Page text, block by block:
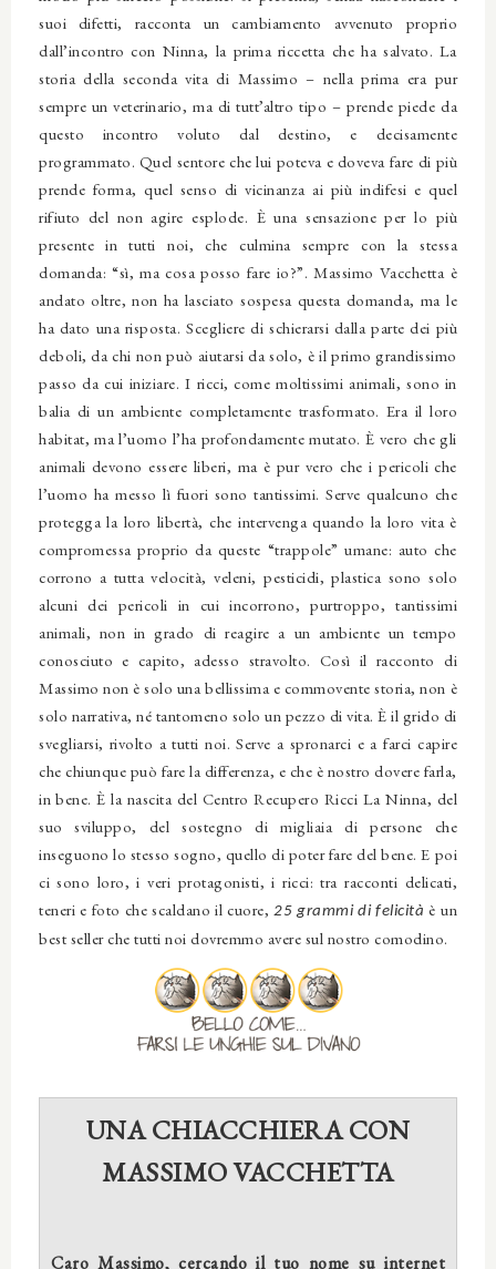
suoi difetti, racconta un cambiamento avvenuto proprio
dall’incontro con Ninna, la prima riccetta che ha salvato. La
storia della seconda vita di Massimo – nella prima era pur
sempre un veterinario, ma di tutt’altro tipo – prende piede da
questo incontro voluto dal destino, e decisamente
programmato. Quel sentore che lui poteva e doveva fare di più
prende forma, quel senso di vicinanza ai più indifesi e quel
rifiuto del non agire esplode. È una sensazione per lo più
presente in tutti noi, che culmina sempre con la stessa
domanda: “sì, ma cosa posso fare io?”. Massimo Vacchetta è
andato oltre, non ha lasciato sospesa questa domanda, ma le
ha dato una risposta. Scegliere di schierarsi dalla parte dei più
deboli, da chi non può aiutarsi da solo, è il primo grandissimo
passo da cui iniziare. I ricci, come moltissimi animali, sono in
balia di un ambiente completamente trasformato. Era il loro
habitat, ma l’uomo l’ha profondamente mutato. È vero che gli
animali devono essere liberi, ma è pur vero che i pericoli che
l’uomo ha messo lì fuori sono tantissimi. Serve qualcuno che
protegga la loro libertà, che intervenga quando la loro vita è
compromessa proprio da queste “trappole” umane: auto che
corrono a tutta velocità, veleni, pesticidi, plastica sono solo
alcuni dei pericoli in cui incorrono, purtroppo, tantissimi
animali, non in grado di reagire a un ambiente un tempo
conosciuto e capito, adesso stravolto. Così il racconto di
Massimo non è solo una bellissima e commovente storia, non è
solo narrativa, né tantomeno solo un pezzo di vita. È il grido di
svegliarsi, rivolto a tutti noi. Serve a spronarci e a farci capire
che chiunque può fare la differenza, e che è nostro dovere farla,
in bene.È la nascita del Centro Recupero Ricci La Ninna, del
suo sviluppo, del sostegno di migliaia di persone che
inseguono lo stesso sogno, quello di poter fare del bene.E poi
ci sono loro, i veri protagonisti, i ricci: tra racconti delicati,
teneri e foto che scaldano il cuore,25 grammi di felicità è un
best seller che tutti noi dovremmo avere sul nostro comodino.
UNA CHIACCHIERA CON
MASSIMO VACCHETTA
Caro Massimo, cercando il tuo nome su internet